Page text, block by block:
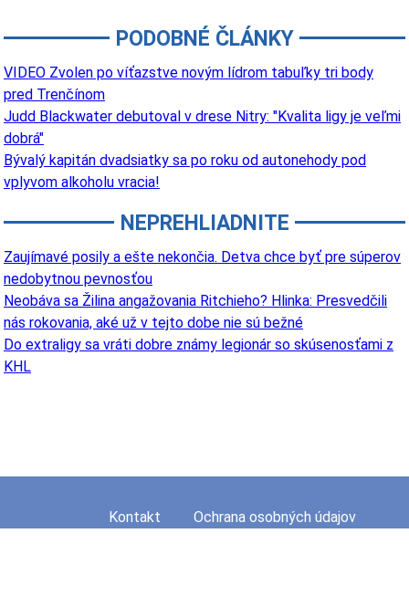
PODOBNÉ ČLÁNKY
VIDEO Zvolen po víťazstve novým lídrom tabuľky tri body
pred Trenčínom
Judd Blackwater debutoval v drese Nitry: "Kvalita ligy je veľmi
dobrá"
Bývalý kapitán dvadsiatky sa po roku od autonehody pod
vplyvom alkoholu vracia!
NEPREHLIADNITE
Zaujímavé posily a ešte nekončia. Detva chce byť pre súperov
nedobytnou pevnosťou
Neobáva sa Žilina angažovania Ritchieho? Hlinka: Presvedčili
nás rokovania, aké už v tejto dobe nie sú bežné
Do extraligy sa vráti dobre známy legionár so skúsenosťami z
KHL
Kontakt Ochrana osobných údajov